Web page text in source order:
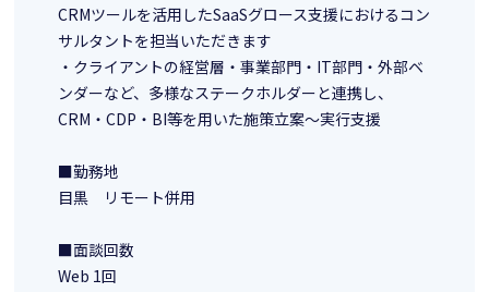
CRMツールを活用したSaaSグロース支援におけるコン
サルタントを担当いただきます
・クライアントの経営層・事業部門・IT部門・外部ベ
ンダーなど、多様なステークホルダーと連携し、
CRM・CDP・BI等を用いた施策立案～実行支援
■勤務地
目黒 リモート併用
■面談回数
Web 1回